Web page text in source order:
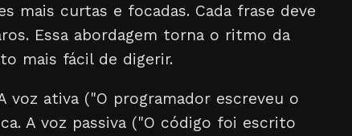
mais curtas e focadas. Cada frase deve
Essa abordagem torna o ritmo da
mais fácil de digerir.
voz ativa ("O programador escreveu o
A voz passiva ("O código foi escrito